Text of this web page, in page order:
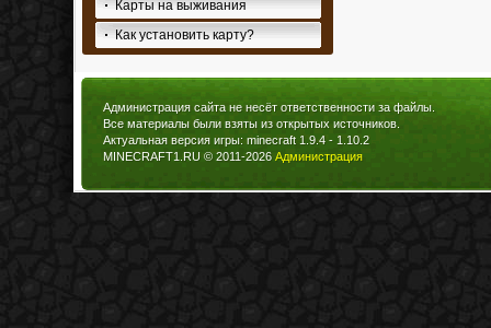
Карты на выживания
Как установить карту?
Администрация сайта не несёт ответственности за файлы.
Все материалы были взяты из открытых источников.
Актуальная версия игры: minecraft 1.9.4 - 1.10.2
MINECRAFT1.RU © 2011-2026 Администрация